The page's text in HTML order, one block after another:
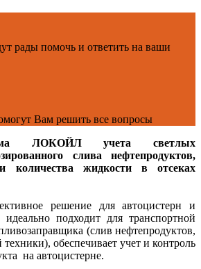
рады помочь и ответить на ваши
Вам решить все вопросы
ЛОКОЙЛ учета светлых
слива нефтепродуктов,
количества жидкости в отсеках
решение для автоцистерн и
идеально подходит для транспортной
(слив нефтепродуктов,
техники), обеспечивает учет и контроль
на автоцистерне.